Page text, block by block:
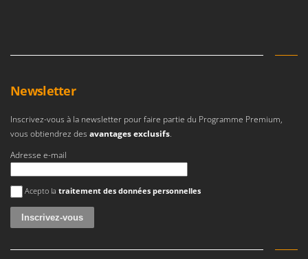
Newsletter
Inscrivez-vous à la newsletter pour faire partie du Programme Premium,
vous obtiendrez des avantages exclusifs.
Adresse e-mail
Une erreur est survenue
Acepto la traitement des données personnelles